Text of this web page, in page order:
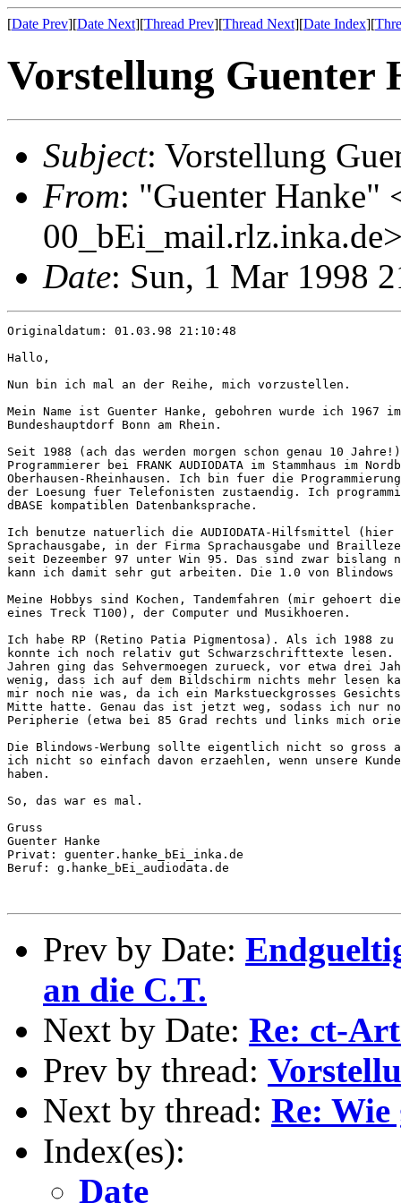
[Date Prev][Date Next][Thread Prev][Thread Next][Date Index][
Vorstellung Guenter
Subject: Vorstellung
From: "Guenter Hanke"
Date: Sun, 1 Mar 1998
Originaldatum: 01.03.98 21:10:48
Hallo,
Nun bin ich mal an der Reihe, mich vorzustellen.
Mein Name ist Guenter Hanke, gebohren wurde ich 1967
Bundeshauptdorf Bonn am Rhein.
Seit 1988 (ach das werden morgen schon genau 10
Programmierer bei FRANK AUDIODATA im Stammhaus im
Oberhausen-Rheinhausen. Ich bin fuer die
der Loesung fuer Telefonisten zustaendig. Ich
dBASE kompatiblen Datenbanksprache.
Ich benutze natuerlich die AUDIODATA-Hilfsmittel (hier
Sprachausgabe, in der Firma Sprachausgabe und
seit Dezeember 97 unter Win 95. Das sind zwar bislang
kann ich damit sehr gut arbeiten. Die 1.0 von
Meine Hobbys sind Kochen, Tandemfahren (mir gehoert
eines Treck T100), der Computer und Musikhoeren.
Ich habe RP (Retino Patia Pigmentosa). Als ich 1988 zu
konnte ich noch relativ gut Schwarzschrifttexte
Jahren ging das Sehvermoegen zurueck, vor etwa drei
wenig, dass ich auf dem Bildschirm nichts mehr lesen
mir noch nie was, da ich ein Markstueckgrosses
Mitte hatte. Genau das ist jetzt weg, sodass ich nur
Peripherie (etwa bei 85 Grad rechts und links mich
Die Blindows-Werbung sollte eigentlich nicht so gross
ich nicht so einfach davon erzaehlen, wenn unsere
haben.
So, das war es mal.
Gruss
Guenter Hanke
Privat: guenter.hanke_bEi_inka.de
Beruf: g.hanke_bEi_audiodata.de
Prev by Date:
an die C.T.
Next by Date: Re: ct-
Prev by thread:
Next by thread: Re: Wie
Index(es):
Date